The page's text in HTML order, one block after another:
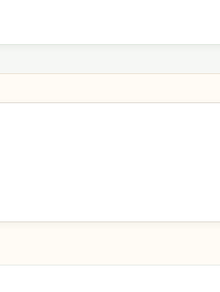
Preis-Leistungs-Verhältnis. Wir